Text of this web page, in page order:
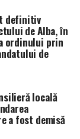
„Fecioara
definitiv
de Alba, în
ordinului prin
de
locală
a fost demisă